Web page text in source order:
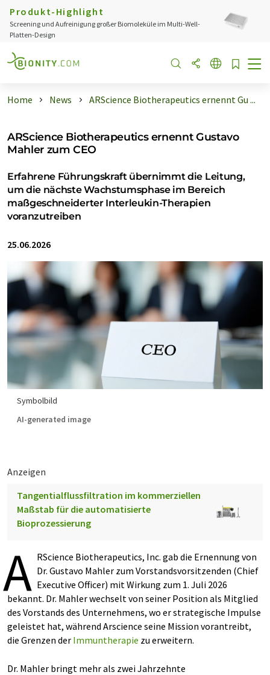
Produkt-Highlight
Screening und Aufreinigung großer Biomoleküle im Multi-Well-
Platten-Design
Home News ARScience Biotherapeutics ernennt Gu ...
ARScience Biotherapeutics ernennt Gustavo
Mahler zum CEO
Erfahrene Führungskraft übernimmt die Leitung,
um die nächste Wachstumsphase im Bereich
maßgeschneiderter Interleukin-Therapien
voranzutreiben
25.06.2026
Symbolbild
AI-generated image
Anzeigen
Tangentialflussfiltration im kommerziellen
Maßstab für die automatisierte
Bioprozessierung
A RScience Biotherapeutics, Inc. gab die Ernennung von
Dr. Gustavo Mahler zum Vorstandsvorsitzenden (Chief
Executive Officer) mit Wirkung zum 1. Juli 2026
bekannt. Dr. Mahler wechselt von seiner Position als Mitglied
des Vorstands des Unternehmens, wo er strategische Impulse
geleistet hat, während Arscience seine Mission vorantreibt,
die Grenzen der Immuntherapie zu erweitern.
Dr. Mahler bringt mehr als zwei Jahrzehnte